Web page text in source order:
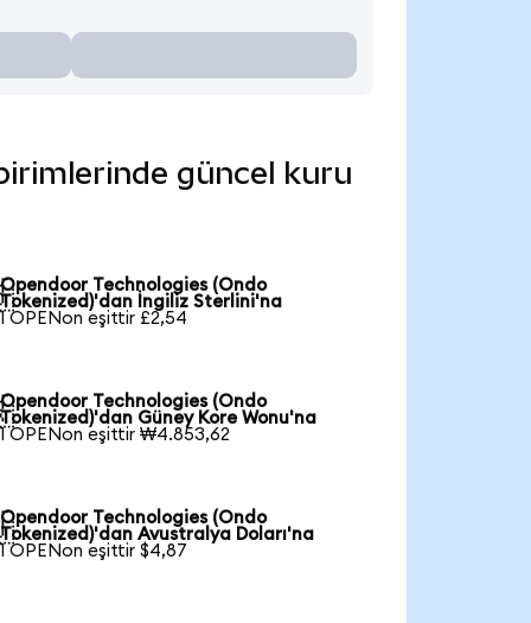
güncel kuru
Opendoor Technologies (Ondo
Tokenized)'dan İngiliz Sterlini'na
1 OPENon eşittir £2,54
Opendoor Technologies (Ondo
Tokenized)'dan Güney Kore Wonu'na
1 OPENon eşittir ₩4.853,62
Opendoor Technologies (Ondo
Tokenized)'dan Avustralya Doları'na
1 OPENon eşittir $4,87